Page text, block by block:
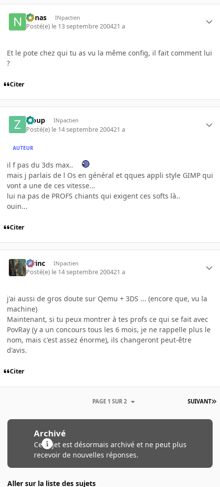
nonas INpactien
Posté(e) le 13 septembre 200421 a
Et le pote chez qui tu as vu la même config, il fait comment lui
?
Citer
Zloup INpactien
Posté(e) le 14 septembre 200421 a
AUTEUR
il f pas du 3ds max..
mais j parlais de l Os en général et qques appli style GIMP qui
vont a une de ces vitesse...
lui na pas de PROFS chiants qui exigent ces softs là..
ouin...
Citer
lorinc INpactien
Posté(e) le 14 septembre 200421 a
j'ai aussi de gros doute sur Qemu + 3DS ... (encore que, vu la
machine)
Maintenant, si tu peux montrer à tes profs ce qui se fait avec
PovRay (y a un concours tous les 6 mois, je ne rappelle plus le
nom, mais c'est assez énorme), ils changeront peut-être
d'avis.
Citer
SUIVANT
PAGE 1 SUR 2
Archivé
Ce sujet est désormais archivé et ne peut plus
recevoir de nouvelles réponses.
Aller sur la liste des sujets